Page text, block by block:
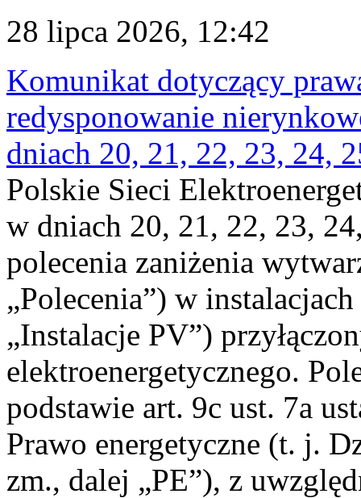
28 lipca 2026, 12:42
Komunikat dotyczący
redysponowanie
dniach 20, 21, 22, 23, 24,
Polskie Sieci
w dniach 20, 21, 22, 23,
polecenia zaniżenia
„Polecenia”) w
„Instalacje PV”)
elektroenergetycznego.
podstawie art. 9c ust. 7a
Prawo energetyczne (t. j.
zm., dalej „PE”), z